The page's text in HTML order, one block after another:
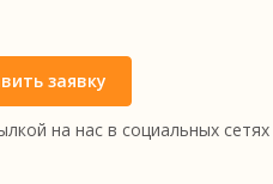
заявку
на нас в социальных сетях